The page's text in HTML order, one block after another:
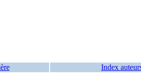
Index